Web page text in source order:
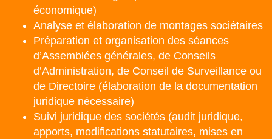
économique)
Analyse et élaboration de montages sociétaires
Préparation et organisation des séances
d’Assemblées générales, de Conseils
d’Administration, de Conseil de Surveillance ou
de Directoire (élaboration de la documentation
juridique nécessaire)
Suivi juridique des sociétés (audit juridique,
apports, modifications statutaires, mises en